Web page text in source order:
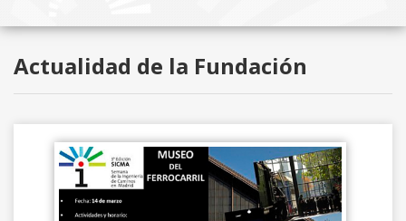
Actualidad de la Fundación